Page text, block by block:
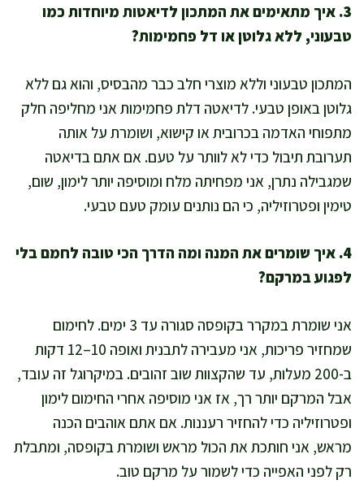
3. איך מתאימים את המתכון לדיאטות מיוחדות כמו
טבעוני, ללא גלוטן או דל פחמימות?
המתכון טבעוני וללא מוצרי חלב כבר מהבסיס, והוא גם ללא
גלוטן באופן טבעי. לדיאטה דלת פחמימות אני מחליפה חלק
מתפוחי האדמה בכרובית או קישוא, ושומרת על אותה
תערובת תיבול כדי לא לוותר על טעם. אם אתם בדיאטה
שמגבילה נתרן, אני מפחיתה מלח ומוסיפה יותר לימון, שום,
טימין ופטרוזיליה, כי הם נותנים עומק טעם טבעי.
4. איך שומרים את המנה ומה הדרך הכי טובה לחמם בלי
לפגוע במרקם?
אני שומרת במקרר בקופסה סגורה עד 3 ימים. לחימום
שמחזיר פריכות, אני מעבירה לתבנית ואופה 10–12 דקות
ב-200 מעלות, עד שהקצוות שוב זהובים. במיקרוגל זה עובד,
אבל המרקם יותר רך, אז אני מוסיפה אחרי החימום לימון
ופטרוזיליה כדי להחזיר רעננות. אם אתם אוהבים הכנה
מראש, אני חותכת את הכול מראש ושומרת בקופסה, ומתבלת
רק לפני האפייה כדי לשמור על מרקם טוב.